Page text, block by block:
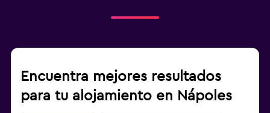
Encuentra mejores resultados
para tu alojamiento en Nápoles